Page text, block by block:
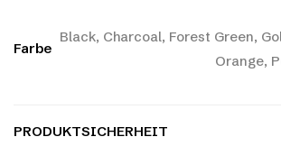
Farbe
Black, Charcoal, Forest Green,
Orange,
PRODUKTSICHERHEIT